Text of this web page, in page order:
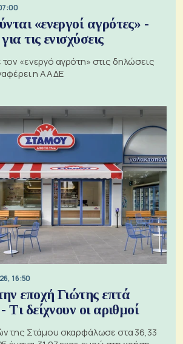
«ενεργοί αγρότες» -
τις ενισχύσεις
«ενεργό αγρότη» στις δηλώσεις
η ΑΑΔΕ
16:50
εποχή Γιώτης επτά
Τι δείχνουν οι αριθμοί
της Στάμου σκαρφάλωσε στα 36,33